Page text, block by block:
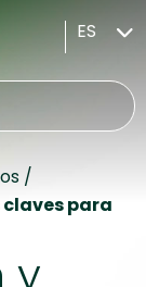
ES
/
claves para